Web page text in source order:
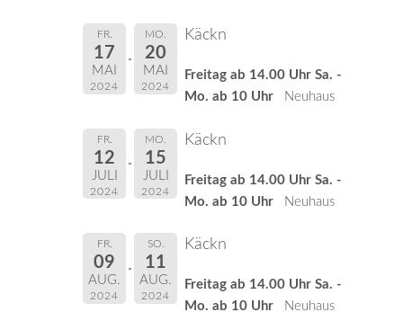
FR.
17
MAI
2024
MO.
20
MAI
2024
Käckn
Freitag ab 14.00 Uhr Sa. -
Mo. ab 10 Uhr
Neuhaus
FR.
12
JULI
2024
MO.
15
JULI
2024
Käckn
Freitag ab 14.00 Uhr Sa. -
Mo. ab 10 Uhr
Neuhaus
FR.
09
AUG.
2024
SO.
11
AUG.
2024
Käckn
Freitag ab 14.00 Uhr Sa. -
Mo. ab 10 Uhr
Neuhaus